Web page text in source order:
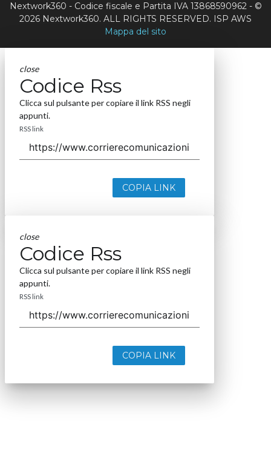
Nextwork360 - Codice fiscale e Partita IVA 13868590962 - ©
2026 Nextwork360. ALL RIGHTS RESERVED. ISP AWS
Mappa del sito
close
Codice Rss
Clicca sul pulsante per copiare il link RSS negli
appunti.
RSS link
COPIA LINK
close
Codice Rss
Clicca sul pulsante per copiare il link RSS negli
appunti.
RSS link
COPIA LINK